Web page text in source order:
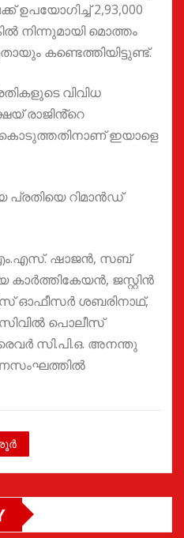
ഉപയോഗിച്ച് 2,93,000
നിന്നുമായി മൊത്തം
കണ്ടെത്തിയിട്ടുണ്ട്.
വിവിധ
രാജിൻ്റെ
ഇയാളെ
പ്രതിയെ റിമാൻഡ്
ഷാജൻ, സബ്
ജസ്റ്റിൻ
ഓഫീസർ ശബരിനാഥ്,
പൊലീസ്
സി.പി.ഒ. അനന്തു